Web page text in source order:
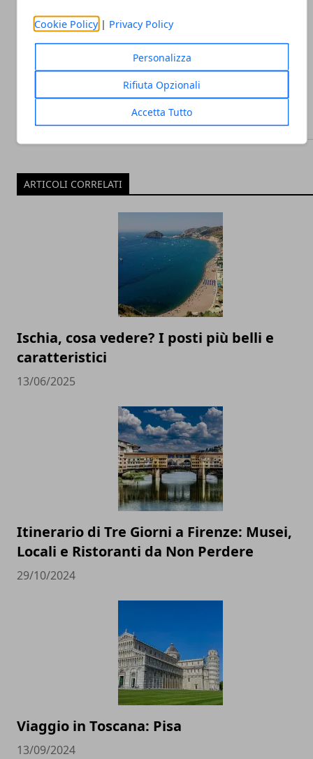
Cookie Policy| Privacy Policy
Personalizza
Rifiuta Opzionali
Accetta Tutto
Redazione
ARTICOLI CORRELATI
Ischia, cosa vedere? I posti più belli e
caratteristici
13/06/2025
Itinerario di Tre Giorni a Firenze: Musei,
Locali e Ristoranti da Non Perdere
29/10/2024
Viaggio in Toscana: Pisa
13/09/2024